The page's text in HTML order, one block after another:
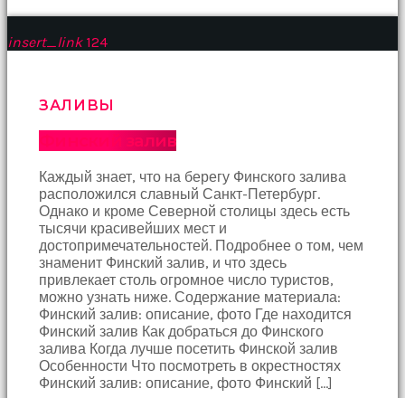
Bu
artık
kesen
kendi
başına
kalıp
sahibi
olmak
porno
yüzden
sperm
ihtiyacı
doğan
insert_link 124
ЗАЛИВЫ
Финский залив
Каждый знает, что на берегу Финского залива
расположился славный Санкт-Петербург.
Однако и кроме Северной столицы здесь есть
тысячи красивейших мест и
достопримечательностей. Подробнее о том, чем
знаменит Финский залив, и что здесь
привлекает столь огромное число туристов,
можно узнать ниже. Содержание материала:
Финский залив: описание, фото Где находится
Финский залив Как добраться до Финского
залива Когда лучше посетить Финской залив
Особенности Что посмотреть в окрестностях
Финский залив: описание, фото Финский […]